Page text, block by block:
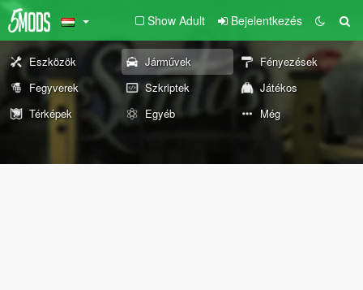
Show Adult Bejelentkezés
Eszközök Járművek
Fényezések
Fegyverek
Szkriptek
Játékos
Térképek
Egyéb Még